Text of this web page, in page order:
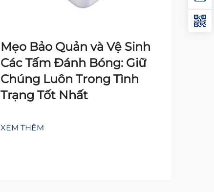
Mẹo Bảo Quản và Vệ Sinh
Các Tấm Đánh Bóng: Giữ
Chúng Luôn Trong Tình
Trạng Tốt Nhất
XEM THÊM